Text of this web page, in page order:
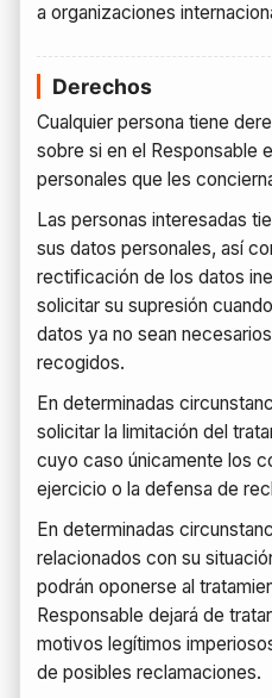
a organizaciones
Derechos
Cualquier persona tiene
sobre si en el Responsable
personales que les
Las personas interesadas
sus datos personales, así
rectificación de los datos
solicitar su supresión
datos ya no sean
recogidos.
En determinadas
solicitar la limitación del
cuyo caso únicamente los
ejercicio o la defensa de
En determinadas
relacionados con su
podrán oponerse al
Responsable dejará de
motivos legítimos
de posibles reclamaciones.